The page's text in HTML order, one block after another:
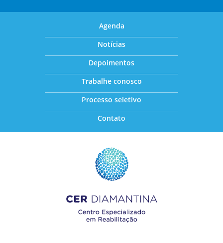
Agenda
Notícias
Depoimentos
Trabalhe conosco
Processo seletivo
Contato